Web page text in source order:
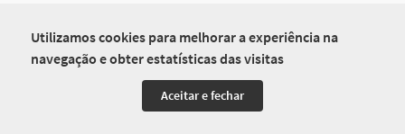
Utilizamos cookies para melhorar a experiência na
navegação e obter estatísticas das visitas
Aceitar e fechar